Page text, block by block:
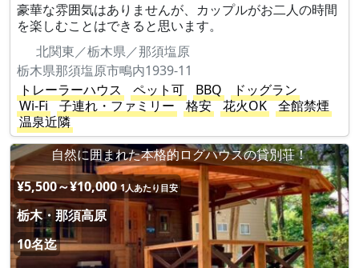
豪華な雰囲気はありませんが、カップルがお二人の時間
を楽しむことはできると思います。
北関東／栃木県／那須塩原
栃木県那須塩原市鴫内1939-11
トレーラーハウス
ペット可 BBQ
ドッグラン
Wi-Fi
子連れ・ファミリー 格安 花火OK
全館禁煙
温泉近隣
自然に囲まれた本格的ログハウスの貸別荘！
¥5,500～¥10,000 1人あたり目安
栃木・那須高原
10名迄